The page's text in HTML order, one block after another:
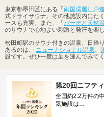
東京都墨田区にある「 両国湯屋江戸
式ドライサウナ。その他施設内にた
ースも充実。また、「 バーデと天然
のサウナで心地よい刺激と発汗を楽し
松田町駅のサウナ付きの温泉、日帰
あるのは、 ニューナショナル温泉、
設です。ぜひ一度は足を運んでみてく
第20回ニフテ
全国約2.2万件の
気施設は…